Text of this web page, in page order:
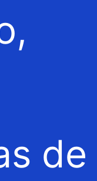
de